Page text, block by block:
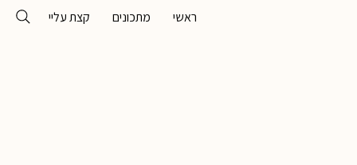
ראשי מתכונים קצת עליי